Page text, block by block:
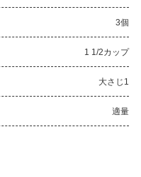
3個
1 1/2カップ
大さじ1
適量